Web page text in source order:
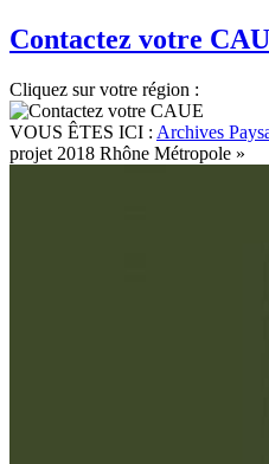
Contactez votre
Cliquez sur votre région :
VOUS ÊTES ICI : Archives
projet 2018 Rhône Métropole »